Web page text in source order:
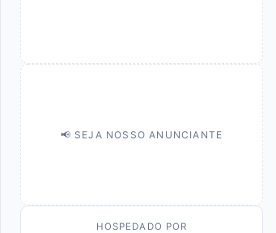
📢 SEJA NOSSO ANUNCIANTE
HOSPEDADO POR